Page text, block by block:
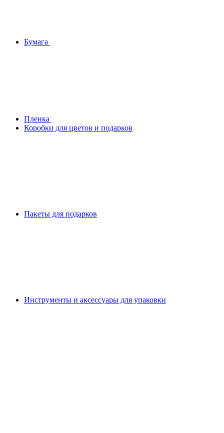
Бумага
Плeнка
Коробки для цветов и подарков
Пакеты для подарков
Инструменты и аксессуары для упаковки